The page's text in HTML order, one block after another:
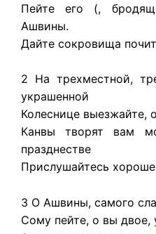
Пейте его (,
Ашвины.
Дайте сокровища
2 На трехместной,
украшенной
Колеснице выезжайте,
Канвы творят вам
празднестве
Прислушайтесь
3 О Ашвины, самого
Сому пейте, о вы